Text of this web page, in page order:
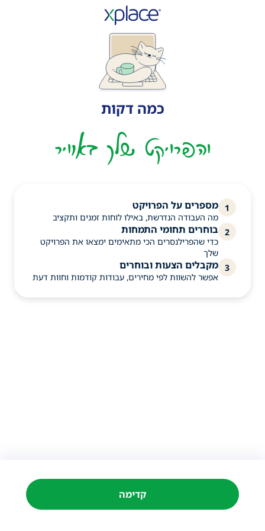
כמה דקות
והפרויקט שלך באוויר
1 מספרים על הפרויקט
מה העבודה הנדרשת, באילו לוחות זמנים ותקציב
2
בוחרים תחומי התמחות
כדי שהפרילנסרים הכי מתאימים ימצאו את הפרויקט
שלך
3 מקבלים הצעות ובוחרים
אפשר להשוות לפי מחירים, עבודות קודמות וחוות דעת
קדימה